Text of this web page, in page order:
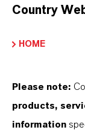
Contato
Country
HOME
Please note:
products,
information